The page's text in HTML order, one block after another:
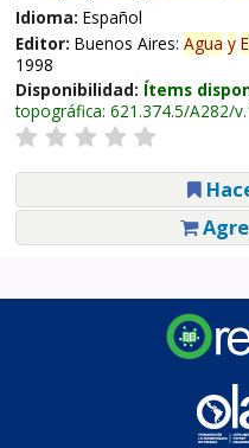
Idioma: Español
Editor: Buenos Aires: Agua y
1998
Disponibilidad: Ítems
topográfica: 621.374.5/A282/